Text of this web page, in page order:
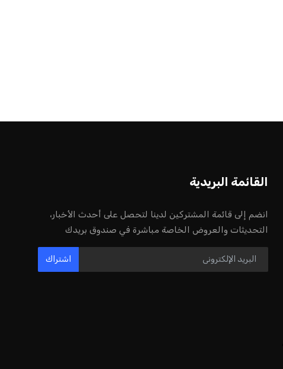
القائمة البريدية
انضم إلى قائمة المشتركين لدينا لتحصل على أحدث الأخبار،
التحديثات والعروض الخاصة مباشرة في صندوق بريدك
اشتراك